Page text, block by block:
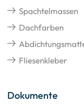
Spachtelmassen
Dachfarben
Fliesenkleber
Dokumente